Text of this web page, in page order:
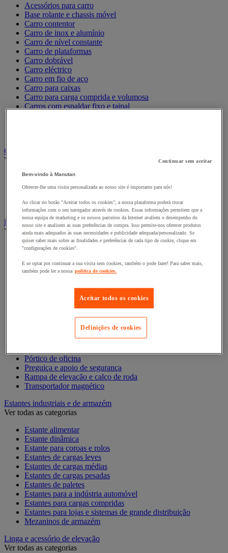
Acessórios para carro
Base rolante e chassis móvel
Carro contentor
Carro de inox e alumínio
Carro de nível constante
Carro de plataformas
Carro dobrável
Carro eléctrico
Carro em fio de aço
Carro para caixas
Carro para carga comprida e volumosa
Carros com espaldar fixo e taipal
Contentor móvel gradeado
Ver todas as categorias
Acessórios para contentor móvel
Contentor móvel de segurança
Contentor móvel standard
Empilhador, Mesa Elevatória e Sistemas de Elevação
Ver todas as categorias
Balanceiro
Elevador de materiais
Empilhador
Grua e guindaste de oficina
Pórtico de oficina
Preguiça e apoio de segurança
Rampa de elevação e calço de roda
Transportador magnético
Estantes industriais e de armazém
Ver todas as categorias
Estante alimentar
Estante dinâmica
Estante para coroas e rolos
Estantes de cargas leves
Estantes de cargas médias
Estantes de cargas pesadas
Estantes de paletes
Estantes para a indústria automóvel
Estantes para cargas compridas
Estantes para lojas e sistemas de grande distribuição
Mezaninos de armazém
Linga e acessório de elevação
Ver todas as categorias
Continuar sem aceitar
Bem-vindo à Manutan
Oferecer-lhe uma visita personalizada ao nosso site é importante para nós!
Ao clicar no botão "Aceitar todos os cookies", a nossa plataforma poderá trocar
informações com o seu navegador através de cookies. Essas informações permitem que a
nossa equipa de marketing e os nossos parceiros da Internet avaliem o desempenho do
nosso site e analisem as suas preferências de compra. Isso permite-nos oferecer produtos
ainda mais adequados às suas necessidades e publicidade adequada/personalizado. Se
quiser saber mais sobre as finalidades e preferências de cada tipo de cookie, clique em
"configurações de cookies".
E se optar por continuar a sua visita sem cookies, também o pode fazer! Para saber mais,
também pode ler a nossa política de cookies.
Aceitar todos os cookies
Definições de cookies